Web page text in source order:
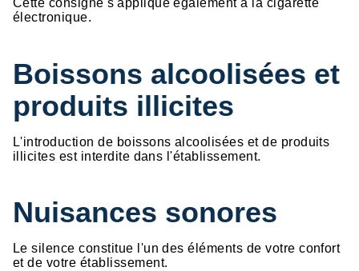
Cette consigne s'applique également à la cigarette
électronique.
Boissons alcoolisées et
produits illicites
L'introduction de boissons alcoolisées et de produits
illicites est interdite dans l'établissement.
Nuisances sonores
Le silence constitue l'un des éléments de votre confort
et de votre établissement.